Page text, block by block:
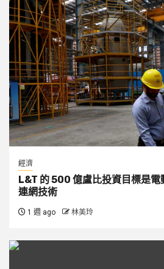
經濟
L&T 的 500 億盧比投資目標是電
連網技術
1 週 ago 林美玲